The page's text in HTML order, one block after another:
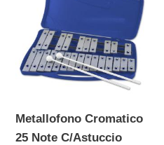
Note
C/Astuccio
Plastica
Metallofono Cromatico
25 Note C/Astuccio